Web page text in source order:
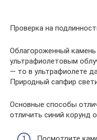
Проверка на
Облагороженный
ультрафиолетовым
— то в ультрафиолете
Природный сапфир
Основные способы
отличить синий корунд